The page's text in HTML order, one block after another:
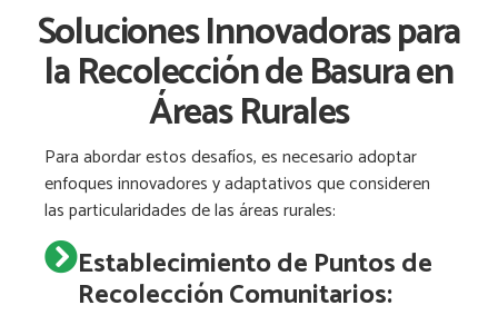
Soluciones Innovadoras para
la Recolección de Basura en
Áreas Rurales
Para abordar estos desafíos, es necesario adoptar
enfoques innovadores y adaptativos que consideren
las particularidades de las áreas rurales:
Establecimiento de Puntos de
Recolección Comunitarios: